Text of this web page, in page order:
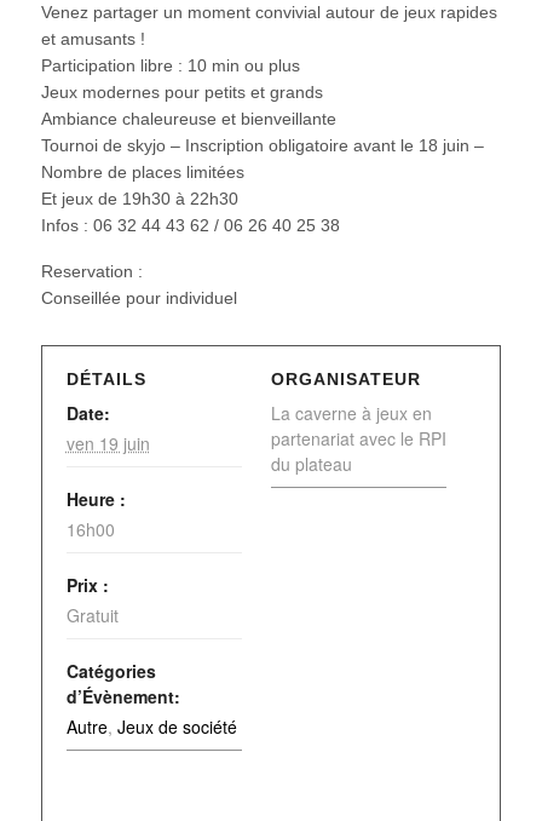
Venez partager un moment convivial autour de jeux rapides
et amusants !
Participation libre : 10 min ou plus
Jeux modernes pour petits et grands
Ambiance chaleureuse et bienveillante
Tournoi de skyjo – Inscription obligatoire avant le 18 juin –
Nombre de places limitées
Et jeux de 19h30 à 22h30
Infos : 06 32 44 43 62 / 06 26 40 25 38
Reservation :
Conseillée pour individuel
DÉTAILS
Date:
ven 19 juin
Heure :
16h00
Prix :
Gratuit
Catégories
d’Évènement:
Autre, Jeux de société
ORGANISATEUR
La caverne à jeux en
partenariat avec le RPI
du plateau